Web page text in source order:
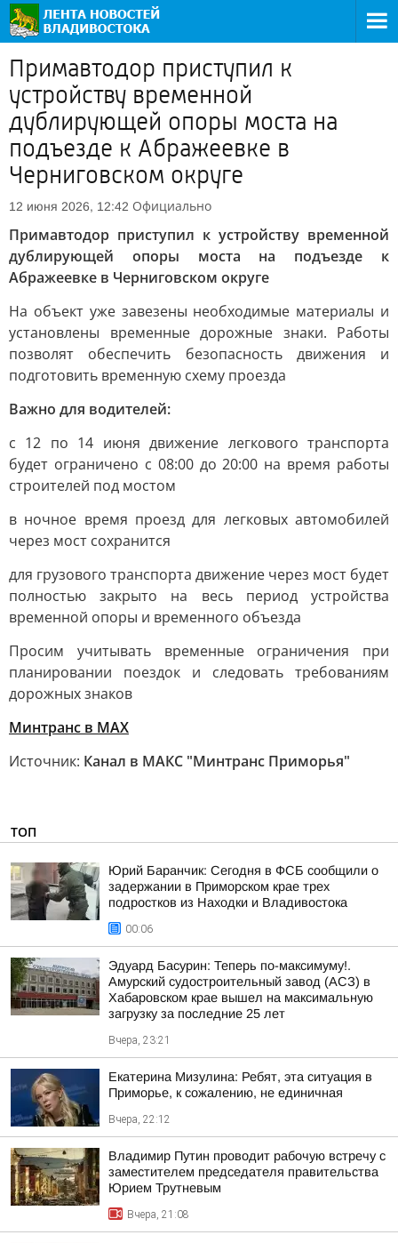
Примавтодор приступил к
устройству временной
дублирующей опоры моста на
подъезде к Абражеевке в
Черниговском округе
12 июня 2026, 12:42 Официально
Примавтодор приступил к устройству временной
дублирующей опоры моста на подъезде к
Абражеевке в Черниговском округе
На объект уже завезены необходимые материалы и
установлены временные дорожные знаки. Работы
позволят обеспечить безопасность движения и
подготовить временную схему проезда
Важно для водителей:
с 12 по 14 июня движение легкового транспорта
будет ограничено с 08:00 до 20:00 на время работы
строителей под мостом
в ночное время проезд для легковых автомобилей
через мост сохранится
для грузового транспорта движение через мост будет
полностью закрыто на весь период устройства
временной опоры и временного объезда
Просим учитывать временные ограничения при
планировании поездок и следовать требованиям
дорожных знаков
Минтранс в МАХ
Источник: Канал в МАКС "Минтранс Приморья"
ТОП
Юрий Баранчик: Сегодня в ФСБ сообщили о
задержании в Приморском крае трех
подростков из Находки и Владивостока
00:06
Эдуард Басурин: Теперь по-максимуму!.
Амурский судостроительный завод (АСЗ) в
Хабаровском крае вышел на максимальную
загрузку за последние 25 лет
Вчера, 23:21
Екатерина Мизулина: Ребят, эта ситуация в
Приморье, к сожалению, не единичная
Вчера, 22:12
Владимир Путин проводит рабочую встречу с
заместителем председателя правительства
Юрием Трутневым
Вчера, 21:08